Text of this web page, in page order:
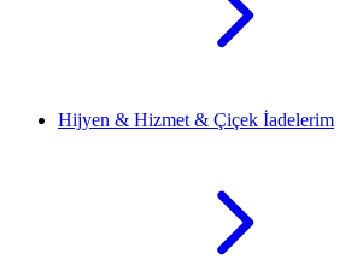
Hijyen & Hizmet & Çiçek İadelerim